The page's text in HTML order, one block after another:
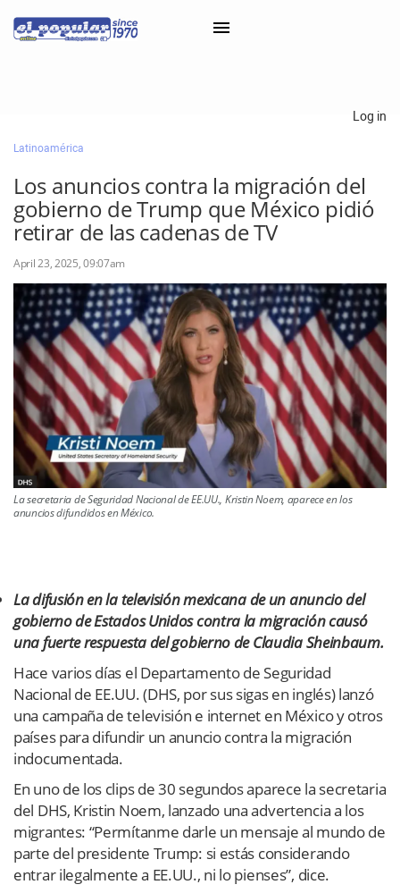
Classifieds
Categorías
Iniciar sesión con Clascal
×
Log in
Latinoamérica
Los anuncios contra la migración del
gobierno de Trump que México pidió
retirar de las cadenas de TV
April 23, 2025, 09:07am
La secretaria de Seguridad Nacional de EE.UU., Kristin Noem, aparece en los
anuncios difundidos en México.
La difusión en la televisión mexicana de un anuncio del
gobierno de Estados Unidos contra la migración causó
una fuerte respuesta del gobierno de Claudia Sheinbaum.
Hace varios días el Departamento de Seguridad
Nacional de EE.UU. (DHS, por sus sigas en inglés) lanzó
una campaña de televisión e internet en México y otros
países para difundir un anuncio contra la migración
indocumentada.
En uno de los clips de 30 segundos aparece la secretaria
del DHS, Kristin Noem, lanzado una advertencia a los
migrantes: “Permítanme darle un mensaje al mundo de
parte del presidente Trump: si estás considerando
entrar ilegalmente a EE.UU., ni lo pienses”, dice.